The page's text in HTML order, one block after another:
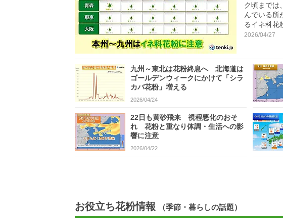
ク頃までは
んでいる所
るイネ科花
2026/04/27
九州～東北は花粉終息へ 北海道は
ゴールデンウィークにかけて「シラ
カバ花粉」増える
2026/04/24
22日も黄砂飛来 視程悪化のおそ
れ 花粉と重なり体調・生活への影
響に注意
2026/04/22
お役立ち花粉情報 （季節・暮らしの話題）